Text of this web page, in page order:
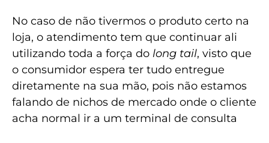
No caso de não tivermos o produto certo na
loja, o atendimento tem que continuar ali
utilizando toda a força do long tail, visto que
o consumidor espera ter tudo entregue
diretamente na sua mão, pois não estamos
falando de nichos de mercado onde o cliente
acha normal ir a um terminal de consulta